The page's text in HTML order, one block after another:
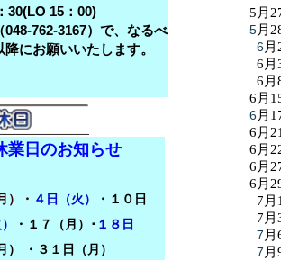
5月
5月
6
6月
6月
6月
6月
6月
6月
6月
6月
7月
7月
7
7
業日のお知らせ
）・ ４日（火）
・１０日
・１７（月）･ １８日
） ・３１日（月）
15：00)
762-3167）で、なるべ
にお願いいたします。